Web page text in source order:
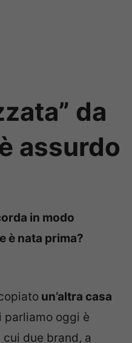
da
assurdo
in modo
è nata prima?
un’altra casa
parliamo oggi è
due brand, a